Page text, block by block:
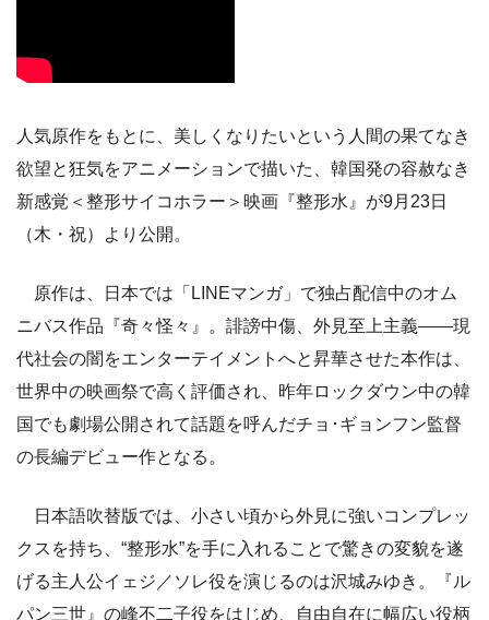
人気原作をもとに、美しくなりたいという人間の果てなき
欲望と狂気をアニメーションで描いた、韓国発の容赦なき
新感覚＜整形サイコホラー＞映画『整形水』が9月23日
（木・祝）より公開。
原作は、日本では「LINEマンガ」で独占配信中のオム
ニバス作品『奇々怪々』。誹謗中傷、外見至上主義――現
代社会の闇をエンターテイメントへと昇華させた本作は、
世界中の映画祭で高く評価され、昨年ロックダウン中の韓
国でも劇場公開されて話題を呼んだチョ･ギョンフン監督
の長編デビュー作となる。
日本語吹替版では、小さい頃から外見に強いコンプレッ
クスを持ち、“整形水”を手に入れることで驚きの変貌を遂
げる主人公イェジ／ソレ役を演じるのは沢城みゆき。『ル
パン三世』の峰不二子役をはじめ、自由自在に幅広い役柄